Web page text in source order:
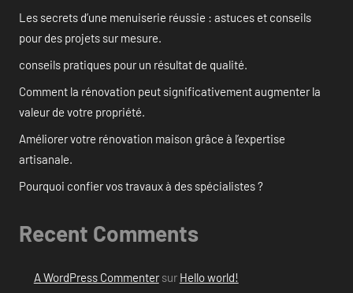
Les secrets d’une menuiserie réussie : astuces et conseils
pour des projets sur mesure.
conseils pratiques pour un résultat de qualité.
Comment la rénovation peut significativement augmenter la
valeur de votre propriété.
Améliorer votre rénovation maison grâce à l’expertise
artisanale.
Pourquoi confier vos travaux à des spécialistes ?
Recent Comments
A WordPress Commentersur Hello world!